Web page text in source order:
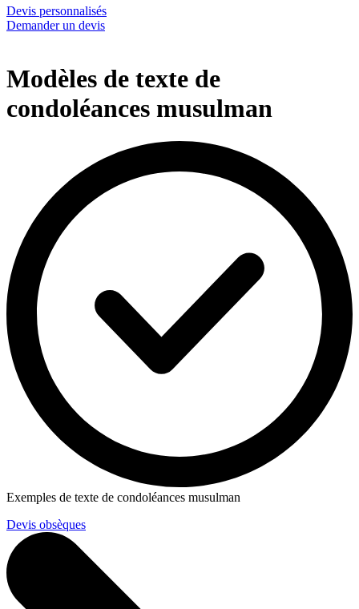
Devis personnalisés
Demander un devis
Modèles de texte de
condoléances musulman
Exemples de texte de condoléances musulman
Devis obsèques